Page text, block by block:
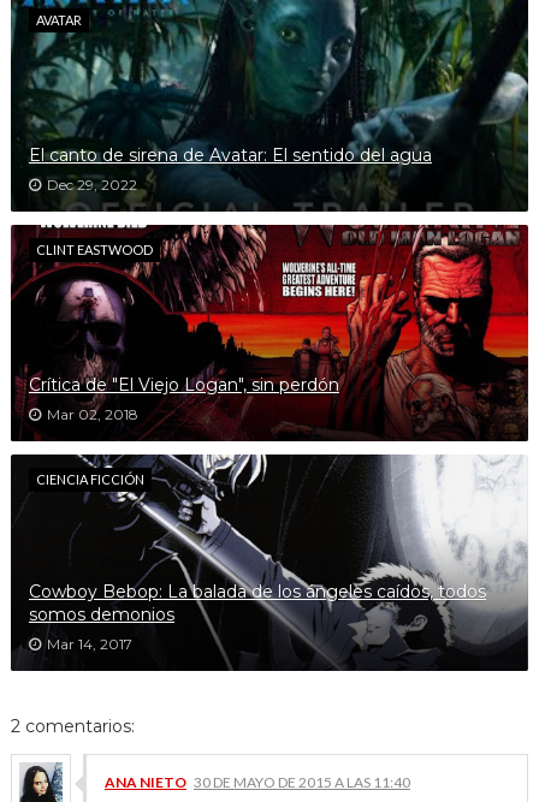
AVATAR
El canto de sirena de Avatar: El sentido del agua
Dec 29, 2022
CLINT EASTWOOD
Crítica de "El Viejo Logan", sin perdón
Mar 02, 2018
CIENCIA FICCIÓN
Cowboy Bebop: La balada de los ángeles caídos, todos
somos demonios
Mar 14, 2017
2 comentarios:
ANA NIETO 30 DE MAYO DE 2015 A LAS 11:40